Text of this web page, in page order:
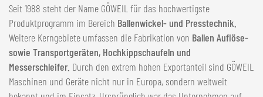
Seit 1988 steht der Name GÖWEIL für das hochwertigste
Produktprogramm im Bereich Ballenwickel- und Presstechnik.
Weitere Kerngebiete umfassen die Fabrikation von Ballen Auflöse-
sowie Transportgeräten, Hochkippschaufeln und
Messerschleifer. Durch den extrem hohen Exportanteil sind GÖWEIL
Maschinen und Geräte nicht nur in Europa, sondern weltweit